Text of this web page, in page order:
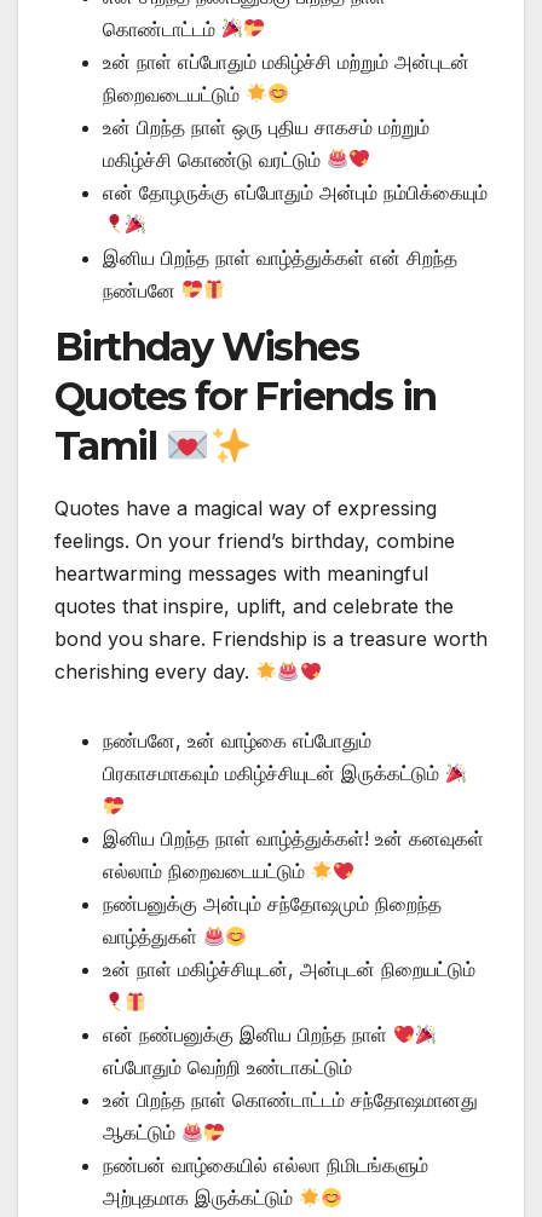
கொண்டாட்டம்
உன் நாள் எப்போதும் மகிழ்ச்சி மற்றும் அன்புடன்
நிறைவடையட்டும்
உன் பிறந்த நாள் ஒரு புதிய சாகசம் மற்றும்
மகிழ்ச்சி கொண்டு வரட்டும்
என் தோழருக்கு எப்போதும் அன்பும் நம்பிக்கையும்
இனிய பிறந்த நாள் வாழ்த்துக்கள் என் சிறந்த
நண்பனே
Birthday Wishes
Quotes for Friends in
Tamil
Quotes have a magical way of expressing
feelings. On your friend’s birthday, combine
heartwarming messages with meaningful
quotes that inspire, uplift, and celebrate the
bond you share. Friendship is a treasure worth
cherishing every day.
நண்பனே, உன் வாழ்கை எப்போதும்
பிரகாசமாகவும் மகிழ்ச்சியுடன் இருக்கட்டும்
இனிய பிறந்த நாள் வாழ்த்துக்கள்! உன் கனவுகள்
எல்லாம் நிறைவடையட்டும்
நண்பனுக்கு அன்பும் சந்தோஷமும் நிறைந்த
வாழ்த்துகள்
உன் நாள் மகிழ்ச்சியுடன், அன்புடன் நிறையட்டும்
என் நண்பனுக்கு இனிய பிறந்த நாள்
எப்போதும் வெற்றி உண்டாகட்டும்
உன் பிறந்த நாள் கொண்டாட்டம் சந்தோஷமானது
ஆகட்டும்
நண்பன் வாழ்கையில் எல்லா நிமிடங்களும்
அற்புதமாக இருக்கட்டும்